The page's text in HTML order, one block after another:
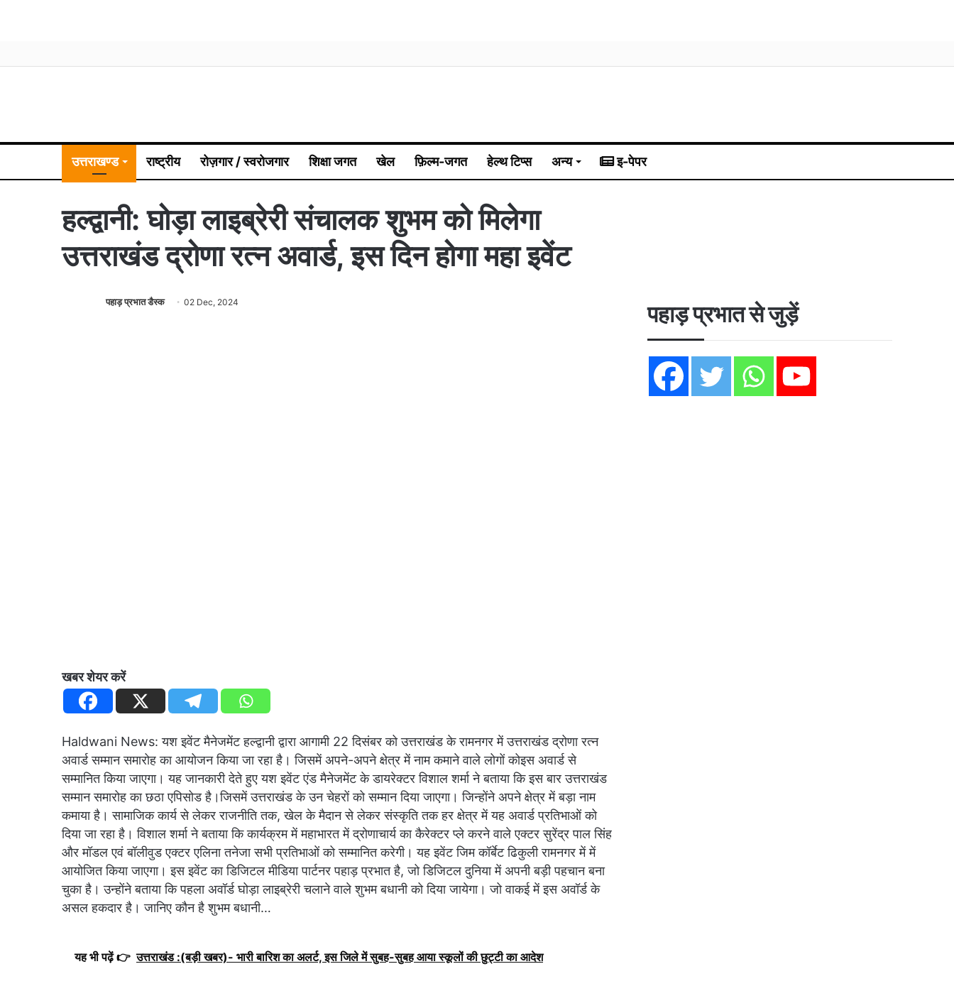
उत्तराखण्ड राष्ट्रीय रोज़गार / स्वरोजगार शिक्षा जगत खेल फ़िल्म-जगत हेल्थ टिप्स अन्य इ-पेपर
हल्द्वानी: घोड़ा लाइब्रेरी संचालक शुभम को मिलेगा
उत्तराखंड द्रोणा रत्न अवार्ड, इस दिन होगा महा इवेंट
पहाड़ प्रभात डैस्क 02 Dec, 2024
खबर शेयर करें
Haldwani News: यश इवेंट मैनेजमेंट हल्द्वानी द्वारा आगामी 22 दिसंबर को उत्तराखंड के रामनगर में उत्तराखंड द्रोणा रत्न
अवार्ड सम्मान समारोह का आयोजन किया जा रहा है। जिसमें अपने-अपने क्षेत्र में नाम कमाने वाले लोगों कोइस अवार्ड से
सम्मानित किया जाएगा। यह जानकारी देते हुए यश इवेंट एंड मैनेजमेंट के डायरेक्टर विशाल शर्मा ने बताया कि इस बार उत्तराखंड
सम्मान समारोह का छठा एपिसोड है।जिसमें उत्तराखंड के उन चेहरों को सम्मान दिया जाएगा। जिन्होंने अपने क्षेत्र में बड़ा नाम
कमाया है। सामाजिक कार्य से लेकर राजनीति तक, खेल के मैदान से लेकर संस्कृति तक हर क्षेत्र में यह अवार्ड प्रतिभाओं को
दिया जा रहा है। विशाल शर्मा ने बताया कि कार्यक्रम में महाभारत में द्रोणाचार्य का कैरेक्टर प्ले करने वाले एक्टर सुरेंद्र पाल सिंह
और मॉडल एवं बॉलीवुड एक्टर एलिना तनेजा सभी प्रतिभाओं को सम्मानित करेगी। यह इवेंट जिम कॉर्बेट ढिकुली रामनगर में में
आयोजित किया जाएगा। इस इवेंट का डिजिटल मीडिया पार्टनर पहाड़ प्रभात है, जो डिजिटल दुनिया में अपनी बड़ी पहचान बना
चुका है। उन्होंने बताया कि पहला अवॉर्ड घोड़ा लाइब्रेरी चलाने वाले शुभम बधानी को दिया जायेगा। जो वाकई में इस अवॉर्ड के
असल हकदार है। जानिए कौन है शुभम बधानी…
यह भी पढ़ें 👉 उत्तराखंड :(बड़ी खबर)- भारी बारिश का अलर्ट, इस जिले में सुबह-सुबह आया स्कूलों की छुट्टी का आदेश
पहाड़ प्रभात से जुड़ें